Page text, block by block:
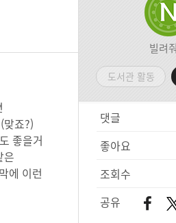
빌려
도서관 활동
댓글
좋아요
조회수
공유
죠?)
좋을거
은
에 이런